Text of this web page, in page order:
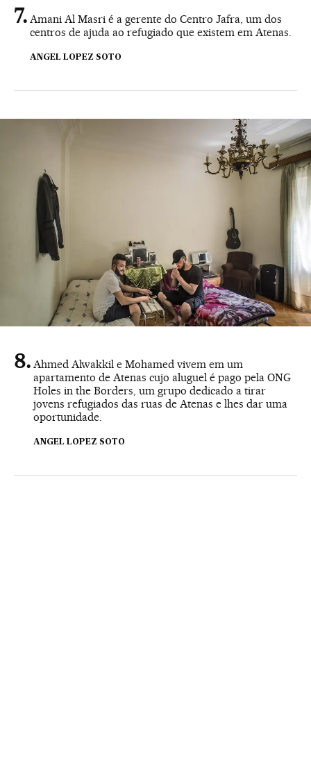
Amani Al Masri é a gerente do Centro Jafra, um dos
centros de ajuda ao refugiado que existem em Atenas.
ANGEL LOPEZ SOTO
Ahmed Alwakkil e Mohamed vivem em um
apartamento de Atenas cujo aluguel é pago pela ONG
Holes in the Borders, um grupo dedicado a tirar
jovens refugiados das ruas de Atenas e lhes dar uma
oportunidade.
ANGEL LOPEZ SOTO